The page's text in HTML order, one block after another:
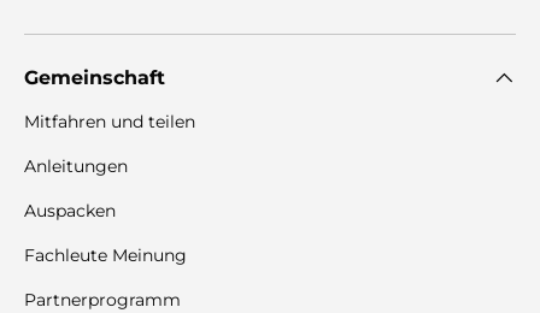
Gemeinschaft
Mitfahren und teilen
Anleitungen
Auspacken
Fachleute Meinung
Partnerprogramm